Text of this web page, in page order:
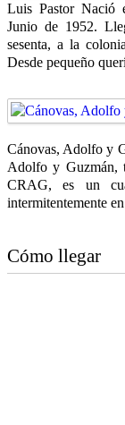
Luis Pastor Nació
Junio de 1952.
sesenta, a la
Desde pequeño
Cánovas, Adolfo y
Adolfo y Guzmán,
CRAG, es un
intermitentemente
Cómo llegar